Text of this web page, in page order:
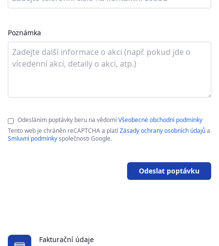
Fakturační údaje
Poznámka
Odesláním poptávky beru na vědomíVšeobecné obchodní podmínky
Tento web je chráněn reCAPTCHA a platíZásady ochrany osobních údajůa
Smluvní podmínkyspolečnosti Google.
Odeslat poptávku